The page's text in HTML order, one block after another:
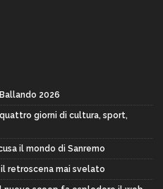
2026
giorni di cultura, sport,
il mondo di Sanremo
retroscena mai svelato